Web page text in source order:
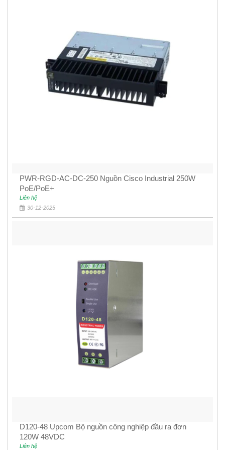
PWR-RGD-AC-DC-250 Nguồn Cisco Industrial 250W
PoE/PoE+
Liên hệ
30-12-2025
D120-48 Upcom Bộ nguồn công nghiệp đầu ra đơn
120W 48VDC
Liên hệ